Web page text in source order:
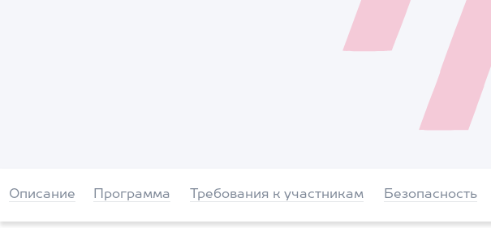
Описание Программа Требования к участникам Безопасность